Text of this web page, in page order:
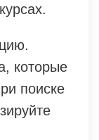
которые
поиске